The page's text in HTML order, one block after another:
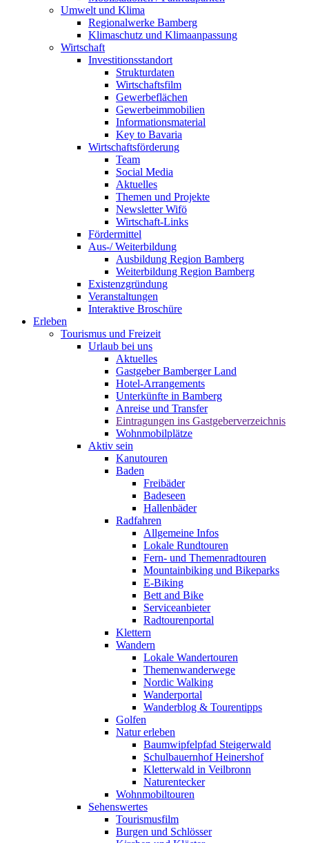
Umwelt und Klima
Regionalwerke Bamberg
Klimaschutz und Klimaanpassung
Wirtschaft
Investitionsstandort
Strukturdaten
Wirtschaftsfilm
Gewerbeflächen
Gewerbeimmobilien
Informationsmaterial
Key to Bavaria
Wirtschaftsförderung
Team
Social Media
Aktuelles
Themen und Projekte
Newsletter Wifö
Wirtschaft-Links
Fördermittel
Aus-/ Weiterbildung
Ausbildung Region Bamberg
Weiterbildung Region Bamberg
Existenzgründung
Veranstaltungen
Interaktive Broschüre
Erleben
Tourismus und Freizeit
Urlaub bei uns
Aktuelles
Gastgeber Bamberger Land
Hotel-Arrangements
Unterkünfte in Bamberg
Anreise und Transfer
Eintragungen ins Gastgeberverzeichnis
Wohnmobilplätze
Aktiv sein
Kanutouren
Baden
Freibäder
Badeseen
Hallenbäder
Radfahren
Allgemeine Infos
Lokale Rundtouren
Fern- und Themenradtouren
Mountainbiking und Bikeparks
E-Biking
Bett and Bike
Serviceanbieter
Radtourenportal
Klettern
Wandern
Lokale Wandertouren
Themenwanderwege
Nordic Walking
Wanderportal
Wanderblog & Tourentipps
Golfen
Natur erleben
Baumwipfelpfad Steigerwald
Schulbauernhof Heinershof
Kletterwald in Veilbronn
Naturentecker
Wohnmobiltouren
Sehenswertes
Tourismusfilm
Burgen und Schlösser